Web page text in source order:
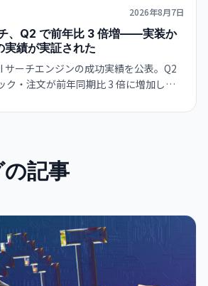
2026年8月7日
、Q2 で前年比 3 倍増——実装か
実績が実証された
ーチエンジンの成功実績を公表。Q2
ク・注文が前年同期比 3 倍に増加し、
唆。
記事